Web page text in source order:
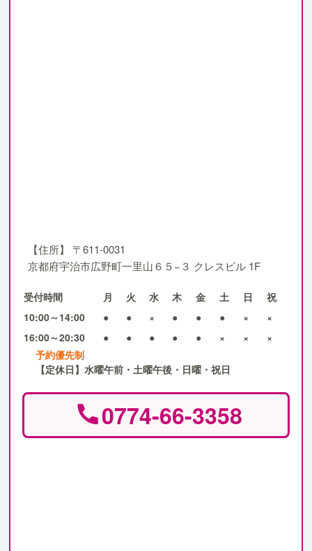
【住所】
〒611-0031
京都府宇治市広野町一里山６５−３ クレスビル 1F
受付時間 月 火 水 木 金 土 日
祝
10:00～14:00
● ● × ● ● ● ×
×
16:00～20:30
● ● ● ● ● × ×
×
予約優先制
【定休日】水曜午前・土曜午後・日曜・祝日
0774-66-3358